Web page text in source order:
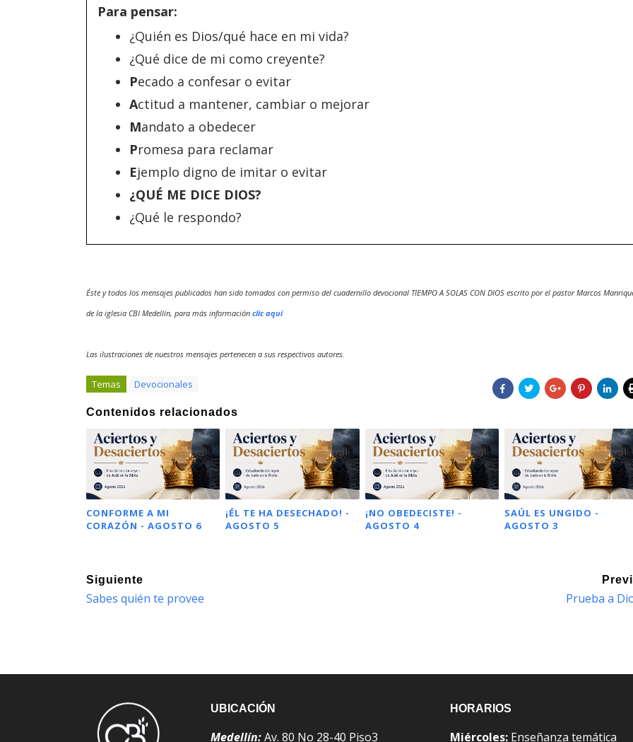
Para pensar:
¿Quién es Dios/qué hace en mi vida?
¿Qué dice de mi como creyente?
Pecado a confesar o evitar
Actitud a mantener, cambiar o mejorar
Mandato a obedecer
Promesa para reclamar
Ejemplo digno de imitar o evitar
¿QUÉ ME DICE DIOS?
¿Qué le respondo?
Éste y todos los mensajes publicados han sido tomados con permiso del cuadernillo devocional TIEMPO A SOLAS CON DIOS escrito por el pastor Marcos
de la iglesia CBI Medellín, para más información clic aquí
Las ilustraciones de nuestros mensajes pertenecen a sus respectivos autores.
Temas Devocionales
Contenidos relacionados
CONFORME A MI
CORAZÓN - AGOSTO 6
¡ÉL TE HA DESECHADO! -
AGOSTO 5
¡NO OBEDECISTE! -
AGOSTO 4
SAÚL ES UNGIDO -
AGOSTO 3
Siguiente
Sabes quién te provee Prueba a
UBICACIÓN
Medellín:Av. 80 No 28-40 Piso3
HORARIOS
Miércoles: Enseñanza temática